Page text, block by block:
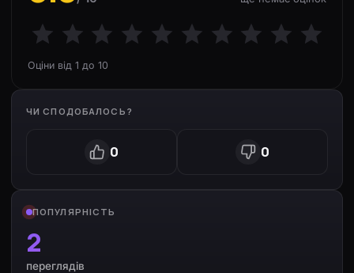
Оціни від 1 до 10
ЧИ СПОДОБАЛОСЬ?
0 0
ПОПУЛЯРНІСТЬ
2
переглядів